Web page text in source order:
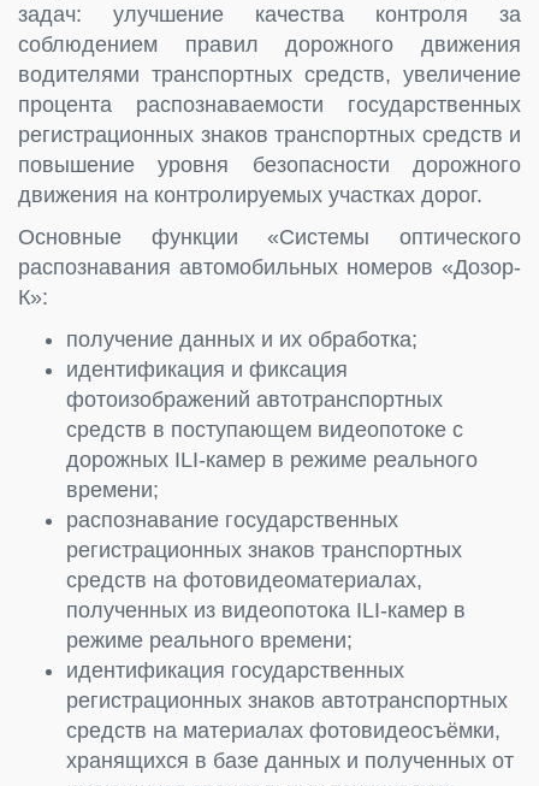
задач: улучшение качества контроля за
соблюдением правил дорожного движения
водителями транспортных средств, увеличение
процента распознаваемости государственных
регистрационных знаков транспортных средств и
повышение уровня безопасности дорожного
движения на контролируемых участках дорог.
Основные функции «Системы оптического
распознавания автомобильных номеров «Дозор-
К»:
получение данных и их обработка;
идентификация и фиксация
фотоизображений автотранспортных
средств в поступающем видеопотоке с
дорожных ILI-камер в режиме реального
времени;
распознавание государственных
регистрационных знаков транспортных
средств на фотовидеоматериалах,
полученных из видеопотока ILI-камер в
режиме реального времени;
идентификация государственных
регистрационных знаков автотранспортных
средств на материалах фотовидеосъёмки,
хранящихся в базе данных и полученных от